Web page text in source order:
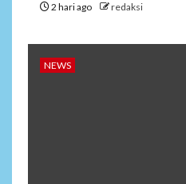
2 hari ago redaksi
NEWS